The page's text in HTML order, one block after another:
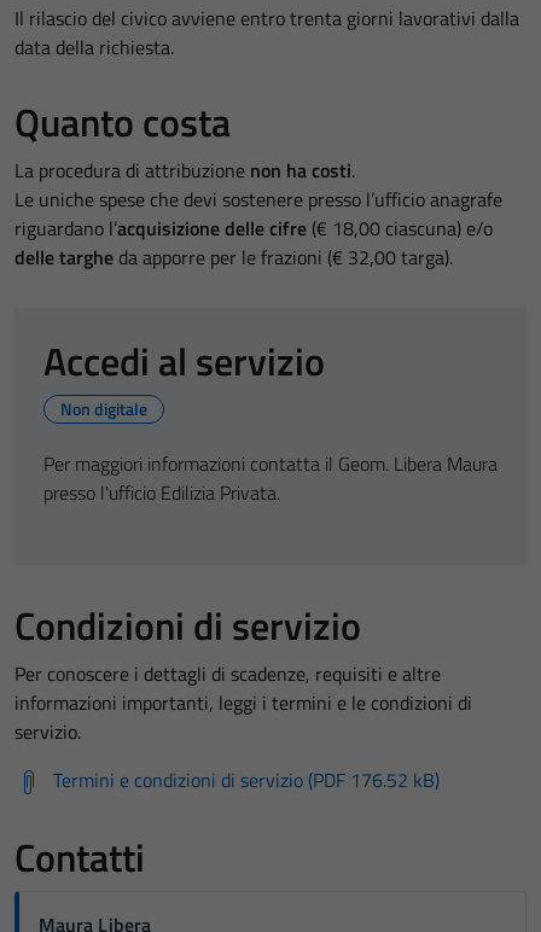
Il rilascio del civico avviene entro trenta giorni lavorativi dalla
data della richiesta.
Quanto costa
La procedura di attribuzione non ha costi.
Le uniche spese che devi sostenere presso l’ufficio anagrafe
riguardano l’acquisizione delle cifre (€ 18,00 ciascuna) e/o
delle targhe da apporre per le frazioni (€ 32,00 targa).
Accedi al servizio
Non digitale
Per maggiori informazioni contatta il Geom. Libera Maura
presso l'ufficio Edilizia Privata.
Condizioni di servizio
Per conoscere i dettagli di scadenze, requisiti e altre
informazioni importanti, leggi i termini e le condizioni di
servizio.
Termini e condizioni di servizio (PDF 176.52 kB)
Contatti
Maura Libera